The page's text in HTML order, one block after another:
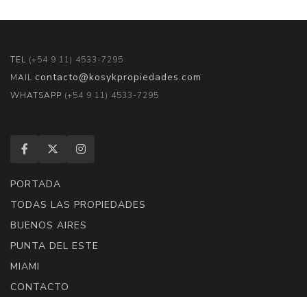
TEL (+54 9 11) 4533-7295
MAIL contacto@kosykpropiedades.com
WHATSAPP (+54 9 11) 4533-7295
PORTADA
TODAS LAS PROPIEDADES
BUENOS AIRES
PUNTA DEL ESTE
MIAMI
CONTACTO